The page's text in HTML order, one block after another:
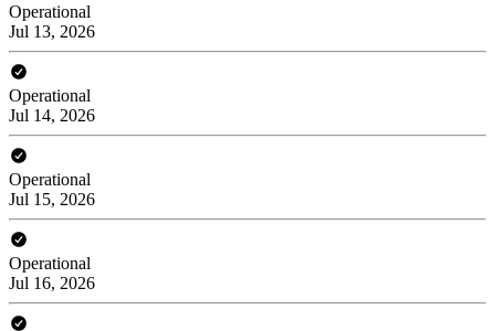
Operational
Jul 13, 2026
Operational
Jul 14, 2026
Operational
Jul 15, 2026
Operational
Jul 16, 2026